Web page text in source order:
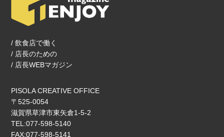
/ 飲食店で働く
/ 店長のための
/ 店長WEBマガジン
PISOLA CREATIVE OFFICE
〒525-0054
滋賀県草津市東矢倉1‐5‐2
TEL:077-598-5140
FAX:077-598-5141